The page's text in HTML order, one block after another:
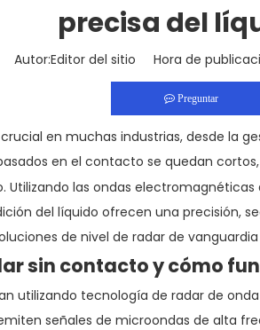
precisa del
Autor:Editor del sitio Hora de
Preguntar
en muchas industrias, desde la
​​en el contacto se quedan
las ondas
del líquido ofrecen una precisión,
de nivel de radar de
sin contacto y cómo
utilizando tecnología de radar de
señales de microondas de alta